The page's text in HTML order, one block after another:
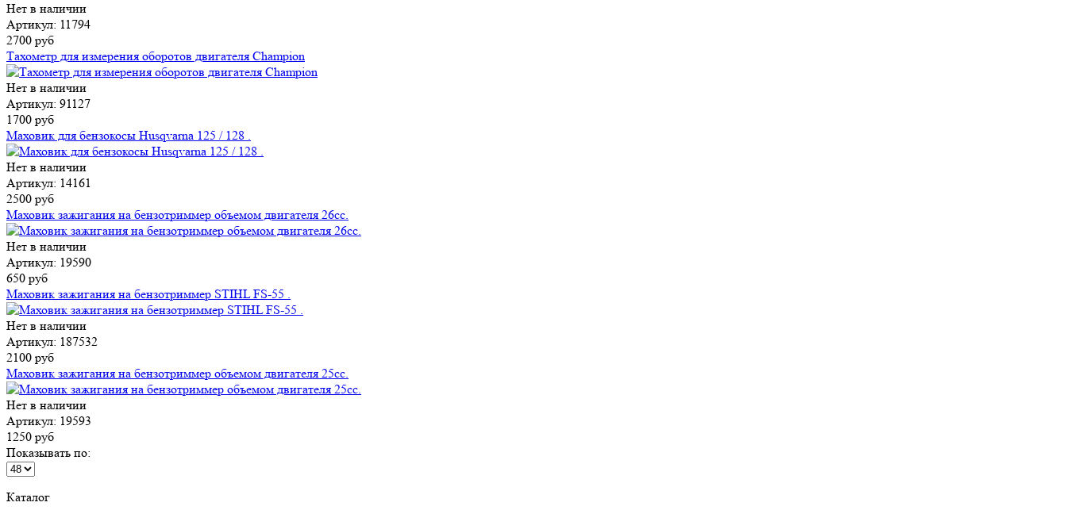
Нет в наличии
Артикул: 11794
2700 руб
Тахометр для измерения оборотов двигателя Champion
Нет в наличии
Артикул: 91127
1700 руб
Маховик для бензокосы Husqvarna 125 / 128 .
Нет в наличии
Артикул: 14161
2500 руб
Маховик зажигания на бензотриммер объемом двигателя 26сс.
Нет в наличии
Артикул: 19590
650 руб
Маховик зажигания на бензотриммер STIHL FS-55 .
Нет в наличии
Артикул: 187532
2100 руб
Маховик зажигания на бензотриммер объемом двигателя 25сс.
Нет в наличии
Артикул: 19593
1250 руб
Показывать по:
Каталог